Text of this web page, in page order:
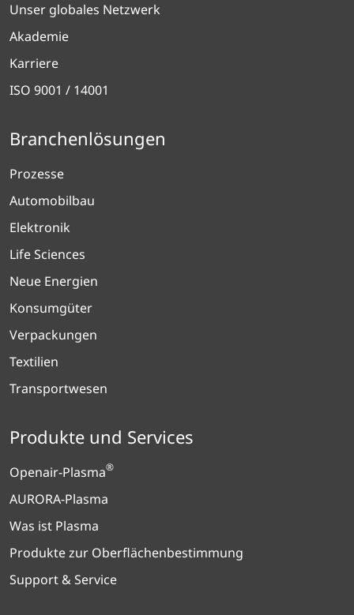
Unser globales Netzwerk
Akademie
Karriere
ISO 9001 / 14001
Branchenlösungen
Prozesse
Automobilbau
Elektronik
Life Sciences
Neue Energien
Konsumgüter
Verpackungen
Textilien
Transportwesen
Produkte und Services
Openair-Plasma®
AURORA-Plasma
Was ist Plasma
Produkte zur Oberflächenbestimmung
Support & Service